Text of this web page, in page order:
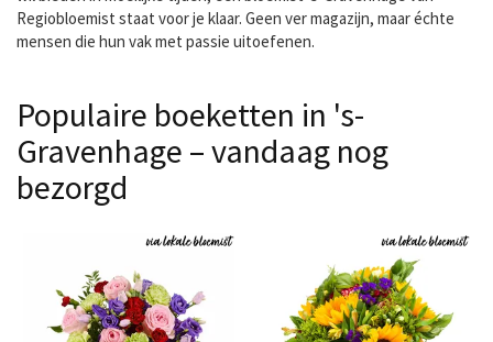
Regiobloemist staat voor je klaar. Geen ver magazijn, maar échte
mensen die hun vak met passie uitoefenen.
Populaire boeketten in 's-
Gravenhage – vandaag nog
bezorgd